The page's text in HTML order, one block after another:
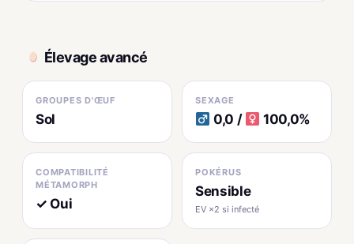
Élevage avancé
GROUPES D'ŒUF
Sol
SEXAGE
0,0 / 100,0%
COMPATIBILITÉ
MÉTAMORPH
✓ Oui
POKÉRUS
Sensible
EV ×2 si infecté